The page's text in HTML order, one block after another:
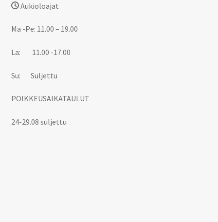
Aukioloajat
Ma -Pe: 11.00 – 19.00
La: 11.00 -17.00
Su: Suljettu
POIKKEUSAIKATAULUT
24-29.08 suljettu